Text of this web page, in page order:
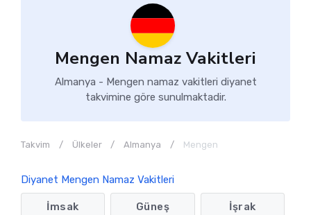
Mengen Namaz Vakitleri
Almanya - Mengen namaz vakitleri diyanet
takvimine göre sunulmaktadir.
Takvim Ülkeler Almanya Mengen
Diyanet Mengen Namaz Vakitleri
İmsak Güneş İşrak